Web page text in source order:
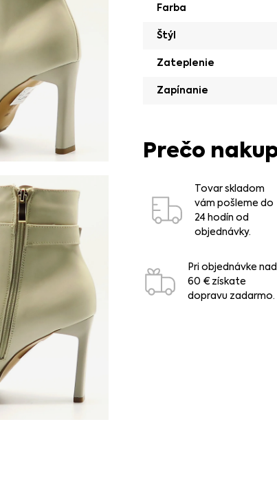
Farba
Štýl
Zateplenie
Zapínanie
Prečo
Tovar skladom
vám pošleme do
24 hodín od
objednávky.
Pri objednávke nad
60 € získate
dopravu zadarmo.